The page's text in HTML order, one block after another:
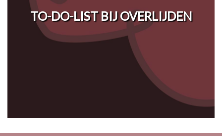
TO-DO-LIST BIJ OVERLIJDEN